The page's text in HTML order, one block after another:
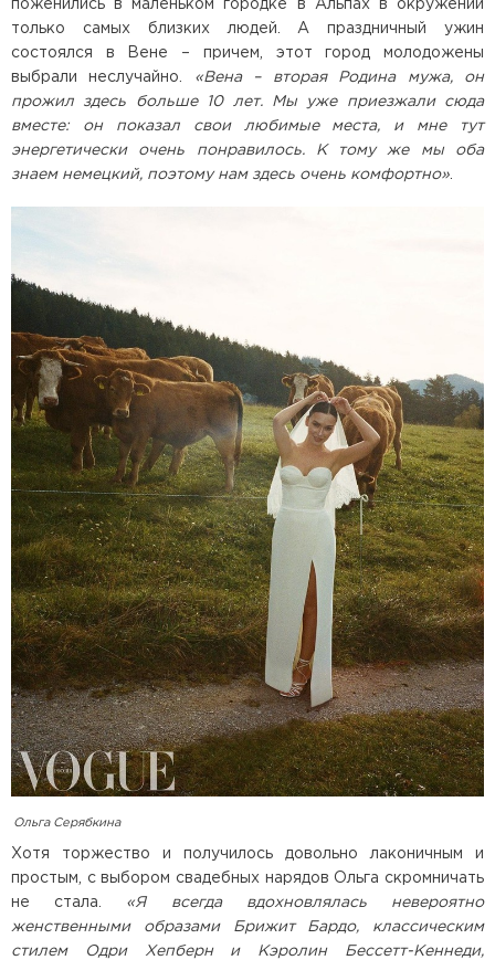
поженились в маленьком городке в Альпах в окружении
только самых близких людей. А праздничный ужин
состоялся в Вене – причем, этот город молодожены
выбрали неслучайно. «Вена – вторая Родина мужа, он
прожил здесь больше 10 лет. Мы уже приезжали сюда
вместе: он показал свои любимые места, и мне тут
энергетически очень понравилось. К тому же мы оба
знаем немецкий, поэтому нам здесь очень комфортно»
Ольга Серябкина
Хотя торжество и получилось довольно лаконичным и
простым, с выбором свадебных нарядов Ольга скромничать
не стала. «Я всегда вдохновлялась невероятно
женственными образами Брижит Бардо, классическим
стилем Одри Хепберн и Кэролин Бессетт-Кеннеди,